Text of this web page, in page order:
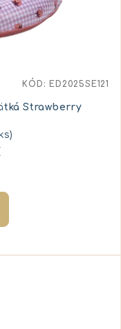
Strawberry
KÓD: ED2025SE121